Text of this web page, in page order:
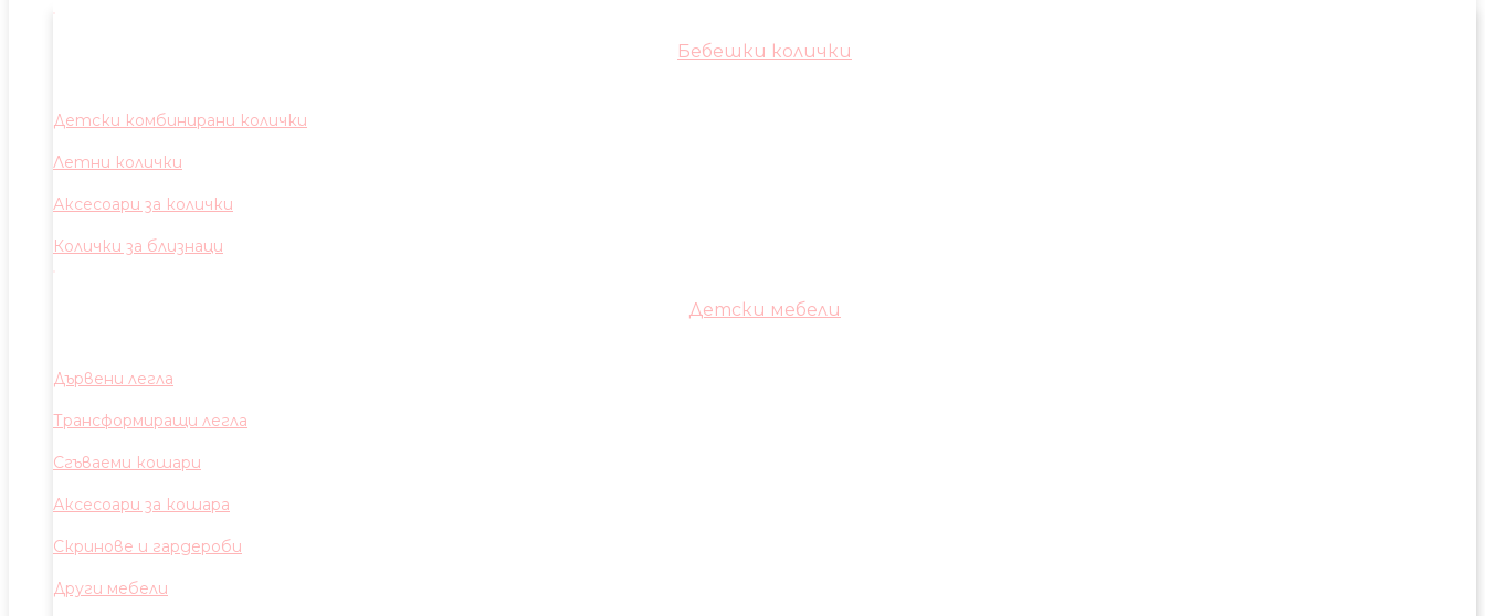
Бебешки колички
Детски комбинирани колички
Летни колички
Аксесоари за колички
Колички за близнаци
Детски мебели
Дървени легла
Трансформиращи легла
Сгъваеми кошари
Аксесоари за кошара
Скринове и гардероби
Други мебели